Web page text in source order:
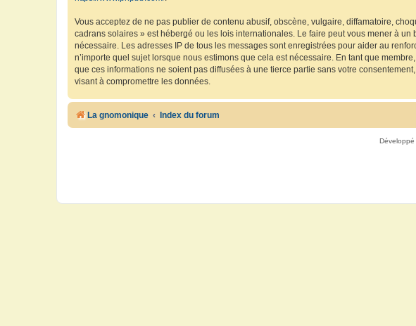
Vous acceptez de ne pas publier de contenu abusif, obscène, vulgaire, diffamatoire,
cadrans solaires » est hébergé ou les lois internationales. Le faire peut vous mener à
nécessaire. Les adresses IP de tous les messages sont enregistrées pour aider au
n’importe quel sujet lorsque nous estimons que cela est nécessaire. En tant que
que ces informations ne soient pas diffusées à une tierce partie sans votre
visant à compromettre les données.
La gnomonique Index du forum